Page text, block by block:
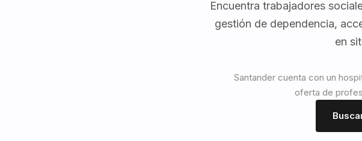
Encuentra trabajadores
gestión de dependencia,
en
Santander cuenta con un
oferta de